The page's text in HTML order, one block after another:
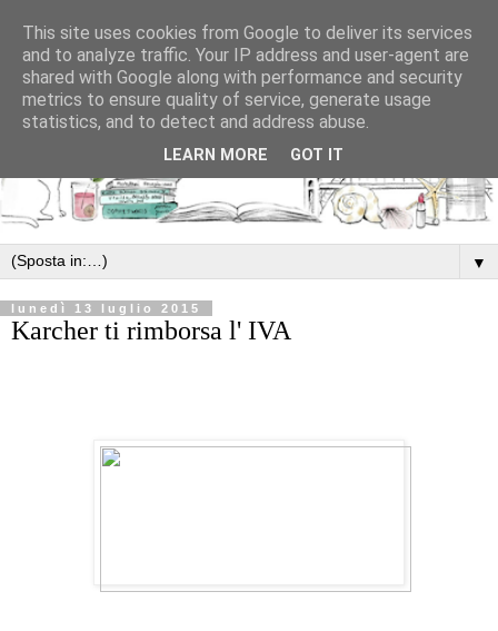
▼
lunedì 13 luglio 2015
Karcher ti rimborsa l' IVA
This site uses cookies from Google to deliver its services
and to analyze traffic. Your IP address and user-agent are
shared with Google along with performance and security
metrics to ensure quality of service, generate usage
statistics, and to detect and address abuse.
LEARN MORE GOT IT